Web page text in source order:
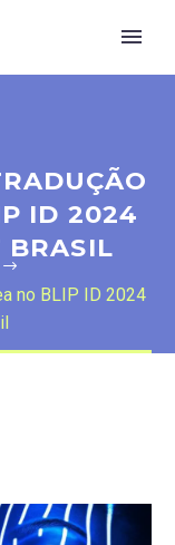
ID 2024
BRASIL
no BLIP ID 2024